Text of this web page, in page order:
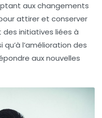
aux changements
attirer et conserver
des initiatives liées à
l’amélioration des
aux nouvelles